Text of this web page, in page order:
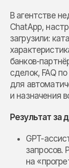
В агентстве
ChatApp,
загрузили:
банков-
сделок, FAQ
для
и назначения
Результат за
GPT-
запросов.
на